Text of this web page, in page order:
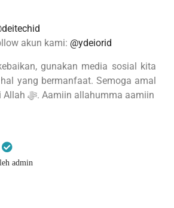
akun kami: @ydeiorid
gunakan media sosial kita
yang bermanfaat. Semoga amal
kita diterima disisi Allah ﷻ. Aamiin allahumma aamiin
admin